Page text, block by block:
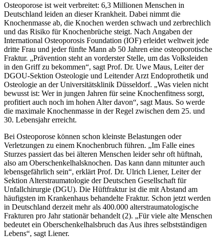
Osteoporose ist weit verbreitet: 6,3 Millionen Menschen in
Deutschland leiden an dieser Krankheit. Dabei nimmt die
Knochenmasse ab, die Knochen werden schwach und zerbrechlich
und das Risiko für Knochenbrüche steigt. Nach Angaben der
International Osteoporosis Foundation (IOF) erleidet weltweit jede
dritte Frau und jeder fünfte Mann ab 50 Jahren eine osteoporotische
Fraktur. „Prävention steht an vorderster Stelle, um das Volksleiden
in den Griff zu bekommen“, sagt Prof. Dr. Uwe Maus, Leiter der
DGOU-Sektion Osteologie und Leitender Arzt Endoprothetik und
Osteologie an der Universitätsklinik Düsseldorf. „Was vielen nicht
bewusst ist: Wer in jungen Jahren für seine Knochenfitness sorgt,
profitiert auch noch im hohen Alter davon“, sagt Maus. So werde
die maximale Knochenmasse in der Regel zwischen dem 25. und
30. Lebensjahr erreicht.
Bei Osteoporose können schon kleinste Belastungen oder
Verletzungen zu einem Knochenbruch führen. „Im Falle eines
Sturzes passiert das bei älteren Menschen leider sehr oft hüftnah,
also am Oberschenkelhalsknochen. Das kann dann mitunter auch
lebensgefährlich sein“, erklärt Prof. Dr. Ulrich Liener, Leiter der
Sektion Alterstraumatologie der Deutschen Gesellschaft für
Unfallchirurgie (DGU). Die Hüftfraktur ist die mit Abstand am
häufigsten im Krankenhaus behandelte Fraktur. Schon jetzt werden
in Deutschland derzeit mehr als 400.000 alterstraumatologische
Frakturen pro Jahr stationär behandelt (2). „Für viele alte Menschen
bedeutet ein Oberschenkelhalsbruch das Aus ihres selbstständigen
Lebens“, sagt Liener.